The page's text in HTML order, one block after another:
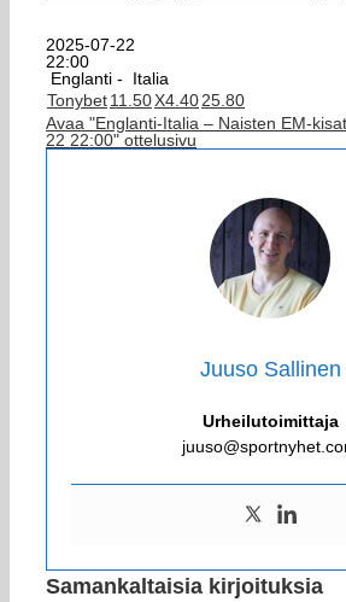
2025-07-22
22:00
Englanti -
Italia
Tonybet11.50X4.4025.80
Avaa "Englanti-Italia – Naisten EM-
22 22:00" ottelusivu
Juuso Sallinen
Urheilutoimittaja
Samankaltaisia kirjoituksia